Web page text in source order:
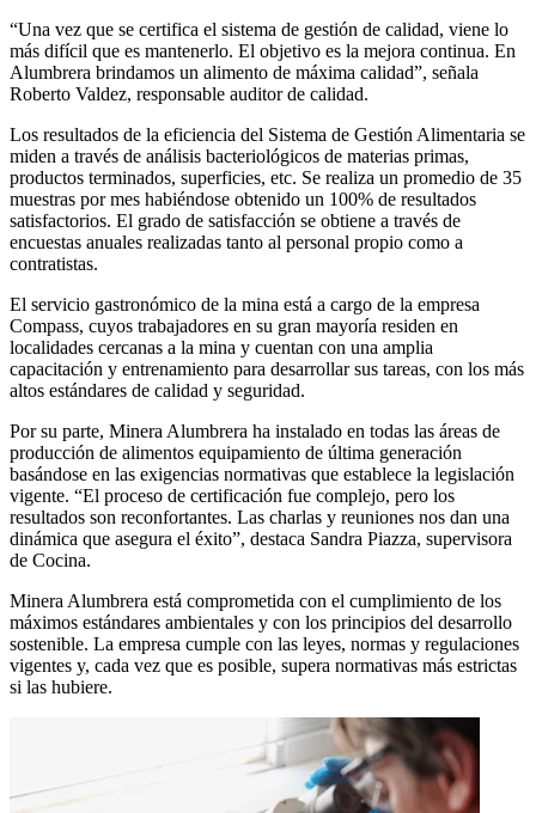
“Una vez que se certifica el sistema de gestión de calidad, viene lo
más difícil que es mantenerlo. El objetivo es la mejora continua. En
Alumbrera brindamos un alimento de máxima calidad”, señala
Roberto Valdez, responsable auditor de calidad.
Los resultados de la eficiencia del Sistema de Gestión Alimentaria se
miden a través de análisis bacteriológicos de materias primas,
productos terminados, superficies, etc. Se realiza un promedio de 35
muestras por mes habiéndose obtenido un 100% de resultados
satisfactorios. El grado de satisfacción se obtiene a través de
encuestas anuales realizadas tanto al personal propio como a
contratistas.
El servicio gastronómico de la mina está a cargo de la empresa
Compass, cuyos trabajadores en su gran mayoría residen en
localidades cercanas a la mina y cuentan con una amplia
capacitación y entrenamiento para desarrollar sus tareas, con los más
altos estándares de calidad y seguridad.
Por su parte, Minera Alumbrera ha instalado en todas las áreas de
producción de alimentos equipamiento de última generación
basándose en las exigencias normativas que establece la legislación
vigente. “El proceso de certificación fue complejo, pero los
resultados son reconfortantes. Las charlas y reuniones nos dan una
dinámica que asegura el éxito”, destaca Sandra Piazza, supervisora
de Cocina.
Minera Alumbrera está comprometida con el cumplimiento de los
máximos estándares ambientales y con los principios del desarrollo
sostenible. La empresa cumple con las leyes, normas y regulaciones
vigentes y, cada vez que es posible, supera normativas más estrictas
si las hubiere.